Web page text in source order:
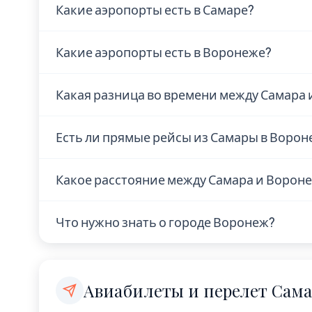
Какие аэропорты есть в Самаре?
Какие аэропорты есть в Воронеже?
Какая разница во времени между Самара
отстаёт на 1 ч. Разница небольшая,
Есть ли прямые рейсы из Самары в
Рекомендуем проверить актуальное
Какое расстояние между Самара и
выходные.
Что нужно знать о городе Воронеж?
Авиабилеты и перелет